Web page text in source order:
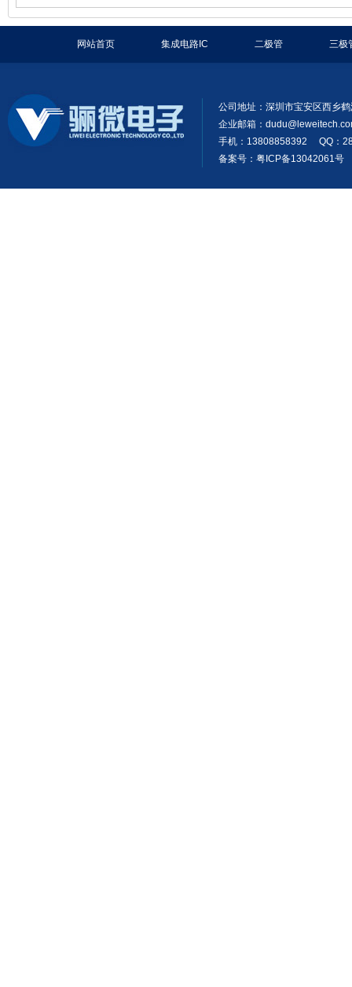
网站首页 集成电路IC 二极管 三极
公司地址：深圳市宝安区西乡
企业邮箱：
手机：13808858392 QQ：
备案号：粤ICP备13042061号